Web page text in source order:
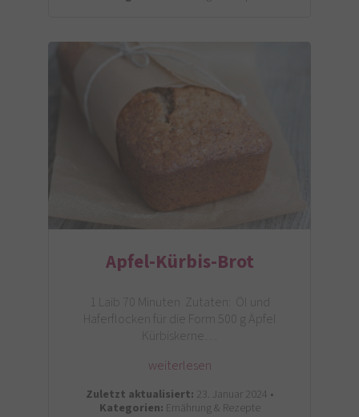
Apfel-Kürbis-Brot
1 Laib 70 Minuten Zutaten: Öl und
Haferflocken für die Form 500 g Äpfel
Kürbiskerne…
weiterlesen
Zuletzt aktualisiert: 23. Januar 2024 •
Kategorien: Ernährung & Rezepte